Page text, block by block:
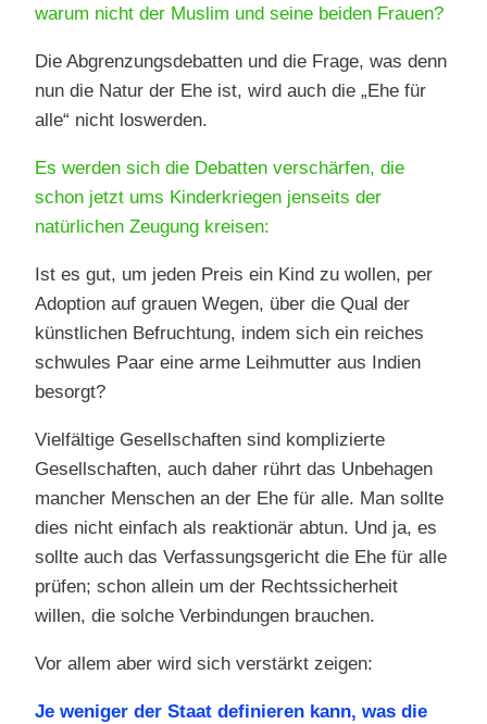
warum nicht der Muslim und seine beiden Frauen?
Die Abgrenzungsdebatten und die Frage, was denn
nun die Natur der Ehe ist, wird auch die „Ehe für
alle“ nicht loswerden.
Es werden sich die Debatten verschärfen, die
schon jetzt ums Kinderkriegen jenseits der
natürlichen Zeugung kreisen:
Ist es gut, um jeden Preis ein Kind zu wollen, per
Adoption auf grauen Wegen, über die Qual der
künstlichen Befruchtung, indem sich ein reiches
schwules Paar eine arme Leihmutter aus Indien
besorgt?
Vielfältige Gesellschaften sind komplizierte
Gesellschaften, auch daher rührt das Unbehagen
mancher Menschen an der Ehe für alle. Man sollte
dies nicht einfach als reaktionär abtun. Und ja, es
sollte auch das Verfassungsgericht die Ehe für alle
prüfen; schon allein um der Rechtssicherheit
willen, die solche Verbindungen brauchen.
Vor allem aber wird sich verstärkt zeigen:
Je weniger der Staat definieren kann, was die